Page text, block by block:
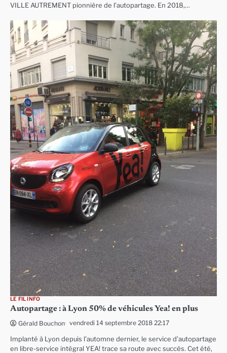
VILLE AUTREMENT pionnière de l’autopartage. En 2018,…
LE FIL INFO
Autopartage : à Lyon 50% de véhicules Yea! en plus
Gérald Bouchon vendredi 14 septembre 2018 22:17
Implanté à Lyon depuis l’automne dernier, le service d’autopartage
en libre-service intégral YEA! trace sa route avec succès. Cet été,